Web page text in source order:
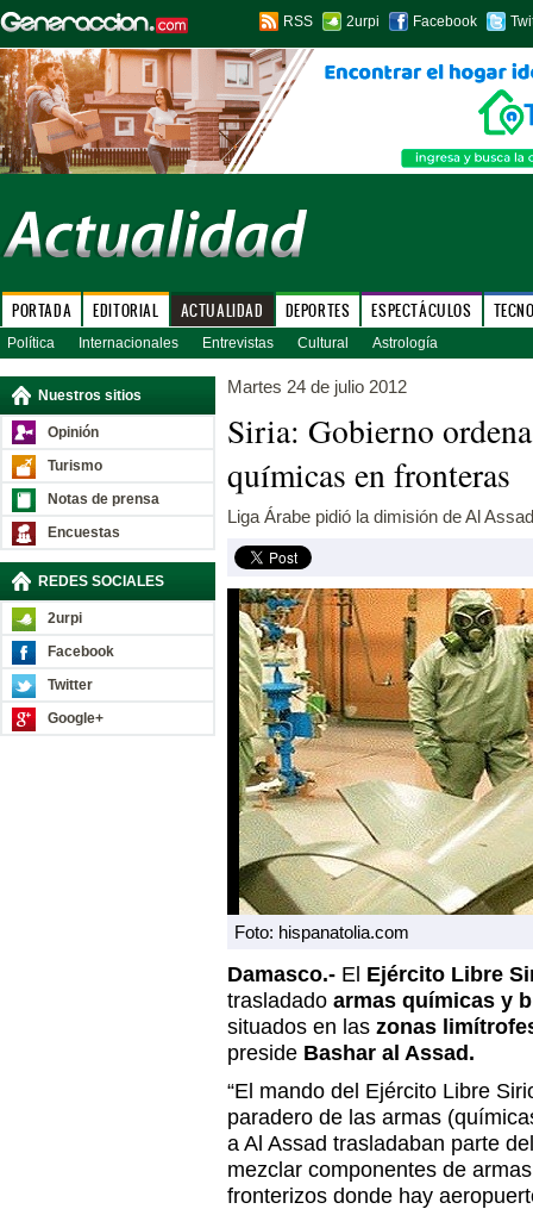
RSS 2urpi Facebook
PORTADA EDITORIAL ACTUALIDAD DEPORTES ESPECTÁCULOS
Política Internacionales Entrevistas Cultural Astrología
Nuestros sitios
Opinión
Turismo
Notas de prensa
Encuestas
REDES SOCIALES
2urpi
Facebook
Twitter
Google+
Martes 24 de julio 2012
Siria: Gobierno
químicas en fronteras
Liga Árabe pidió la dimisión de Al
Foto: hispanatolia.com
Damasco.- El Ejército Libre
trasladado armas químicas y
situados en las zonas
preside Bashar al Assad.
“El mando del Ejército Libre
paradero de las armas
a Al Assad trasladaban parte
mezclar componentes de
fronterizos donde hay